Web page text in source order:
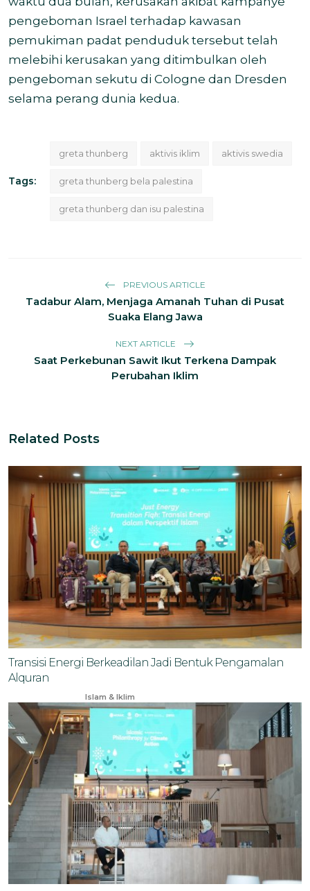
pengeboman Israel terhadap kawasan
pemukiman padat penduduk tersebut telah
melebihi kerusakan yang ditimbulkan oleh
pengeboman sekutu di Cologne dan Dresden
selama perang dunia kedua.
Tags:
greta thunberg aktivis iklim aktivis swedia
greta thunberg bela palestina
greta thunberg dan isu palestina
PREVIOUS ARTICLE
Tadabur Alam, Menjaga Amanah Tuhan di Pusat
Suaka Elang Jawa
NEXT ARTICLE
Saat Perkebunan Sawit Ikut Terkena Dampak
Perubahan Iklim
Related Posts
Transisi Energi Berkeadilan Jadi Bentuk Pengamalan
Alquran
Islam & Iklim